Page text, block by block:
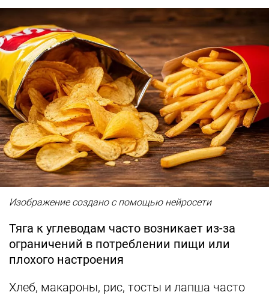
Изображение создано с помощью нейросети
Тяга к углеводам часто возникает из-за
ограничений в потреблении пищи или
плохого настроения
Хлеб, макароны, рис, тосты и лапша часто